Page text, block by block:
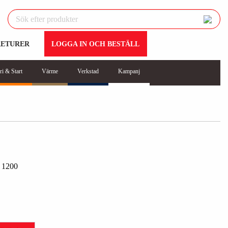
LOGGA IN OCH BESTÄLL
& Start Värme Verkstad Kampanj